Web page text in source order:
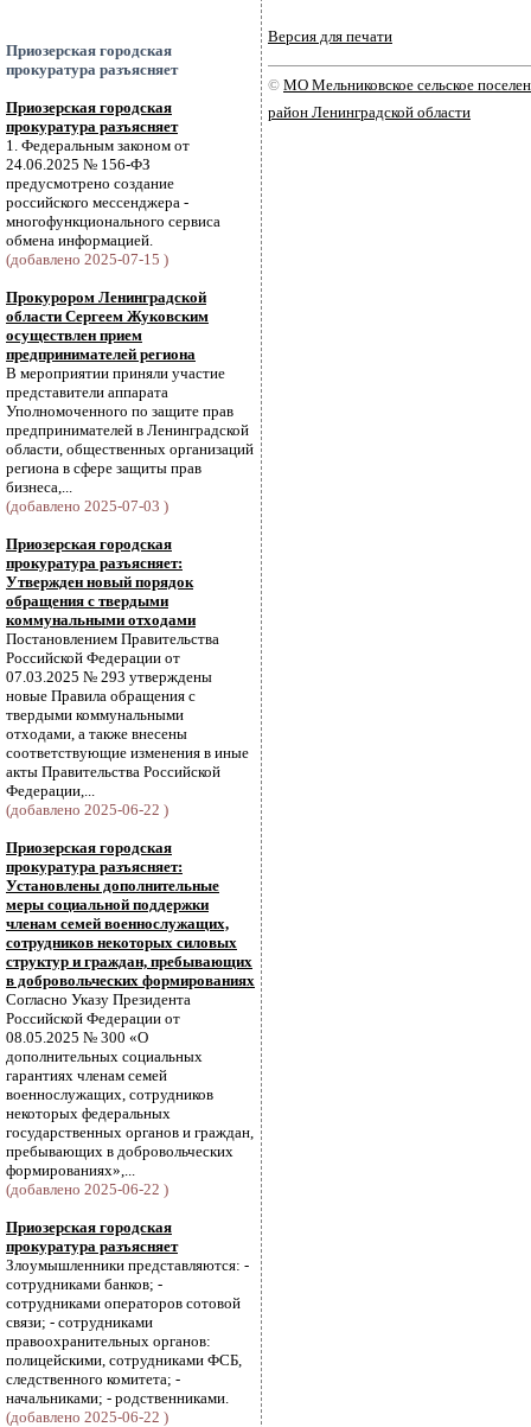
Приозерская городская
прокуратура разъясняет
Приозерская городская
прокуратура разъясняет
1. Федеральным законом от
24.06.2025 № 156-ФЗ
предусмотрено создание
российского мессенджера -
многофункционального сервиса
обмена информацией.
(добавлено 2025-07-15 )
Прокурором Ленинградской
области Сергеем Жуковским
осуществлен прием
предпринимателей региона
В мероприятии приняли участие
представители аппарата
Уполномоченного по защите прав
предпринимателей в Ленинградской
области, общественных организаций
региона в сфере защиты прав
бизнеса,...
(добавлено 2025-07-03 )
Приозерская городская
прокуратура разъясняет:
Утвержден новый порядок
обращения с твердыми
коммунальными отходами
Постановлением Правительства
Российской Федерации от
07.03.2025 № 293 утверждены
новые Правила обращения с
твердыми коммунальными
отходами, а также внесены
соответствующие изменения в иные
акты Правительства Российской
Федерации,...
(добавлено 2025-06-22 )
Приозерская городская
прокуратура разъясняет:
Установлены дополнительные
меры социальной поддержки
членам семей военнослужащих,
сотрудников некоторых силовых
структур и граждан, пребывающих
в добровольческих формированиях
Согласно Указу Президента
Российской Федерации от
08.05.2025 № 300 «О
дополнительных социальных
гарантиях членам семей
военнослужащих, сотрудников
некоторых федеральных
государственных органов и граждан,
пребывающих в добровольческих
формированиях»,...
(добавлено 2025-06-22 )
Приозерская городская
прокуратура разъясняет
Злоумышленники представляются: -
сотрудниками банков; -
сотрудниками операторов сотовой
связи; - сотрудниками
правоохранительных органов:
полицейскими, сотрудниками ФСБ,
следственного комитета; -
начальниками; - родственниками.
(добавлено 2025-06-22 )
Версия для печати
© МО Мельниковское сельское
район Ленинградской области